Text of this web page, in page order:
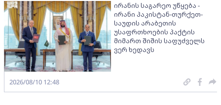
ირანის საგარეო უწყება -
ირანი პაკისტან-თურქეთ-
საუდის არაბეთის
უსაფრთხოების პაქტის
მიმართ შიშის საფუძველს
ვერ ხედავს
2026/08/10 12:48